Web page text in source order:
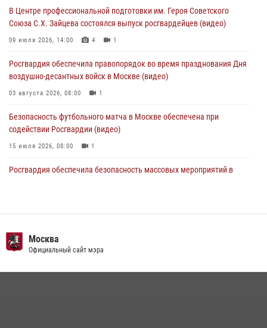
05 августа 2026, 12:35
Делегация МВД Республики Беларусь ознакомилась с передовыми
04 августа 2026, 18:16 5
В Центре профессиональной подготовки им. Героя Советского
Союза С.Х. Зайцева состоялся выпуск росгвардейцев (видео)
09 июля 2026, 14:00 4 1
Росгвардия обеспечила правопорядок во время празднования Дня
воздушно-десантных войск в Москве (видео)
03 августа 2026, 08:00 1
Безопасность футбольного матча в Москве обеспечена при
содействии Росгвардии (видео)
15 июля 2026, 08:00 1
Росгвардия обеспечила безопасность массовых мероприятий в
чемпионат по самбо (виео)
15 июля 2026, 14:00 8
Москва
Официальный сайт мэра